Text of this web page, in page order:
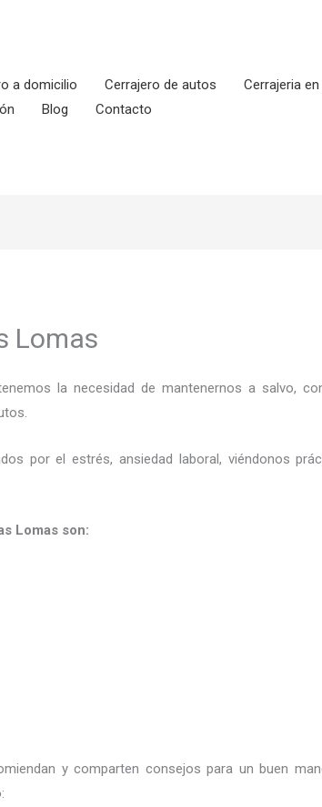
a domicilio Cerrajero de autos Cerrajeria
Blog Contacto
Lomas
la necesidad de mantenernos a salvo,
por el estrés, ansiedad laboral, viéndonos
Lomas son:
y comparten consejos para un buen